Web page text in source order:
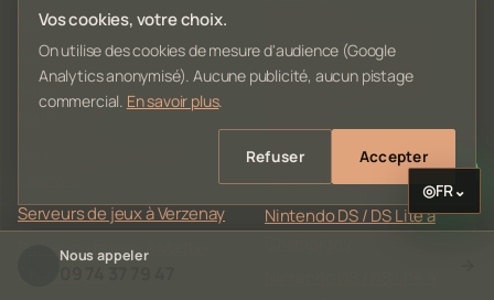
Serveurs de jeux à Taissy
Serveurs de jeux à Sillery
Serveurs de jeux à Witry-
Serveurs de jeux à Verzenay
Serveurs de jeux à Mailly-
Saint-Brice-Courcelles
Nintendo DS / DS Lite à
Nintendo DS / DS Lite à
Cernay-lès-Reims
Nintendo DS / DS Lite à
Vos cookies, votre choix.
On utilise des cookies de mesure d'audience (Google
Analytics anonymisé). Aucune publicité, aucun pistage
commercial. En savoir plus.
Refuser Accepter
Nous appeler
◎FR⌄